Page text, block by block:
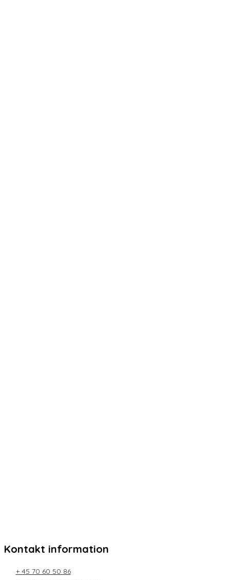
Kontakt information
+ 45 70 60 50 86